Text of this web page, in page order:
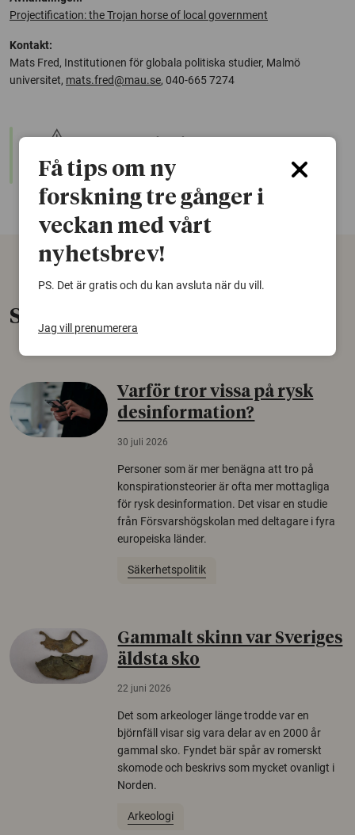
Projectification: the Trojan horse of local government
Kontakt:
Mats Fred, Institutionen för globala politiska studier, Malmö
universitet, mats.fred@mau.se, 040-665 7274
warning
nyare forskning om samma ämne. Använd gärna vår
sökfunktion!
Senaste nytt
Varför tror vissa på rysk
desinformation?
30 juli 2026
Personer som är mer benägna att tro på
konspirationsteorier är ofta mer mottagliga
för rysk desinformation. Det visar en studie
från Försvarshögskolan med deltagare i fyra
europeiska länder.
Säkerhetspolitik
Gammalt skinn var Sveriges
äldsta sko
22 juni 2026
Det som arkeologer länge trodde var en
björnfäll visar sig vara delar av en 2000 år
gammal sko. Fyndet bär spår av romerskt
skomode och beskrivs som mycket ovanligt i
Norden.
Arkeologi
Få tips om ny
forskning tre gånger i
veckan med vårt
nyhetsbrev!
PS. Det är gratis och du kan avsluta när du vill.
Jag vill prenumerera